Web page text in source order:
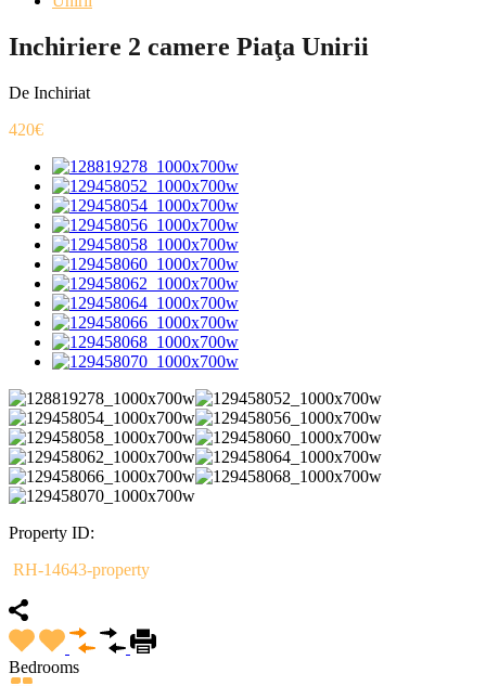
Inchiriere 2 camere Piaţa Unirii
De Inchiriat
420€
Property ID:
RH-14643-property
Bedrooms